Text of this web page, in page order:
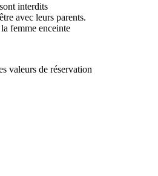
interdits
avec leurs parents.
femme enceinte
valeurs de réservation